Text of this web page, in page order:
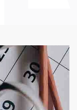
عيون الاطفال